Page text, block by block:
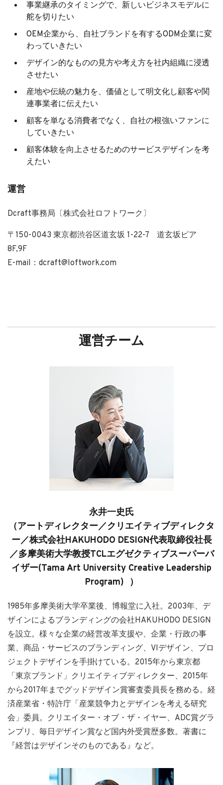
事業継承のタイミングで、新しいビジネスモデルに
舵を切りたい
OEM企業から、自社ブランドを有するODM企業に変
わっていきたい
デザイン的なものの見方や考え方を社内組織に浸透
させたい
産地や伝統の魅力を、価値として明文化し顧客や関
連事業者に伝えたい
顧客を単なる消費者でなく、自社の根強いファンに
していきたい
顧客体験を向上させるためのサービスデザインを考
えたい
運営
Dcraft事務局〔株式会社ロフトワーク〕
〒150-0043 東京都渋谷区道玄坂 1-22-7 道玄坂ピア
8F,9F
E-mail：dcraft@loftwork.com
運営チーム
永井一史氏
（アートディレクター／クリエイティブディレクタ
ー／株式会社HAKUHODO DESIGN代表取締役社長
／多摩美術大学教授TCLエグゼクティブスーパーバ
イザー(Tama Art University Creative Leadership
Program) ）
1985年多摩美術大学卒業後、博報堂に入社。2003年、デ
ザインによるブランディングの会社HAKUHODO DESIGN
を設立。様々な企業の経営改革支援や、企業・行政の事
業、商品・サービスのブランディング、VIデザイン、プロ
ジェクトデザインを手掛けている。2015年から東京都
「東京ブランド」クリエイティブディレクター、2015年
から2017年までグッドデザイン賞審査委員長を務める。経
済産業省・特許庁「産業競争力とデザインを考える研究
会」委員。クリエイター・オブ・ザ・イヤー、ADC賞グラ
ンプリ、毎日デザイン賞など国内外受賞歴多数。著書に
『経営はデザインそのものである』など。